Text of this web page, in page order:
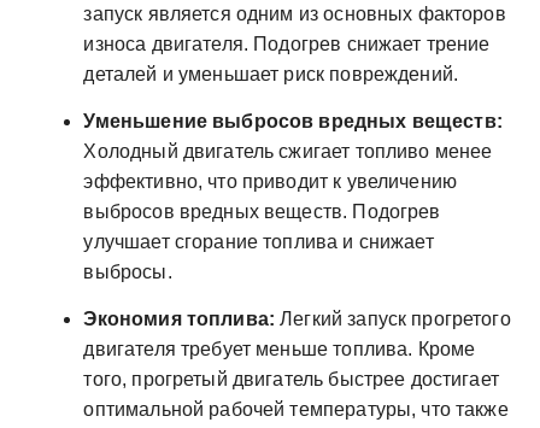
запуск является одним из основных факторов
износа двигателя. Подогрев снижает трение
деталей и уменьшает риск повреждений.
Уменьшение выбросов вредных веществ:
Холодный двигатель сжигает топливо менее
эффективно, что приводит к увеличению
выбросов вредных веществ. Подогрев
улучшает сгорание топлива и снижает
выбросы.
Экономия топлива: Легкий запуск прогретого
двигателя требует меньше топлива. Кроме
того, прогретый двигатель быстрее достигает
оптимальной рабочей температуры, что также